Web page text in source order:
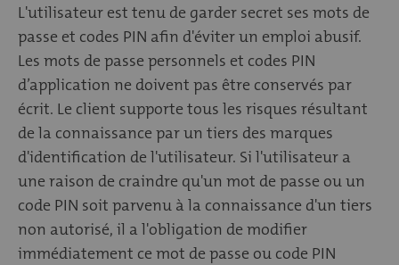
L'utilisateur est tenu de garder secret ses mots de
passe et codes PIN afin d'éviter un emploi abusif.
Les mots de passe personnels et codes PIN
d’application ne doivent pas être conservés par
écrit. Le client supporte tous les risques résultant
de la connaissance par un tiers des marques
d'identification de l'utilisateur. Si l'utilisateur a
une raison de craindre qu'un mot de passe ou un
code PIN soit parvenu à la connaissance d'un tiers
non autorisé, il a l'obligation de modifier
immédiatement ce mot de passe ou code PIN